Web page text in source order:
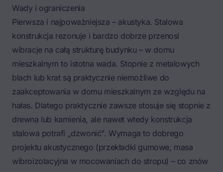
Wady i ograniczenia
Pierwsza i najpoważniejsza – akustyka. Stalowa
konstrukcja rezonuje i bardzo dobrze przenosi
wibracje na całą strukturę budynku – w domu
mieszkalnym to istotna wada. Stopnie z metalowych
blach lub krat są praktycznie niemożliwe do
zaakceptowania w domu mieszkalnym ze względu na
hałas. Dlatego praktycznie zawsze stosuje się stopnie z
drewna lub kamienia, ale nawet wtedy konstrukcja
stalowa potrafi „dzwonić". Wymaga to dobrego
projektu akustycznego (przekładki gumowe, masa
wibroizolacyjna w mocowaniach do stropu) – co znów